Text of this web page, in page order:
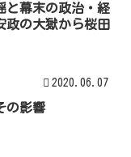
と幕末の政治・経
政の大獄から桜田
2020.06.07
の影響